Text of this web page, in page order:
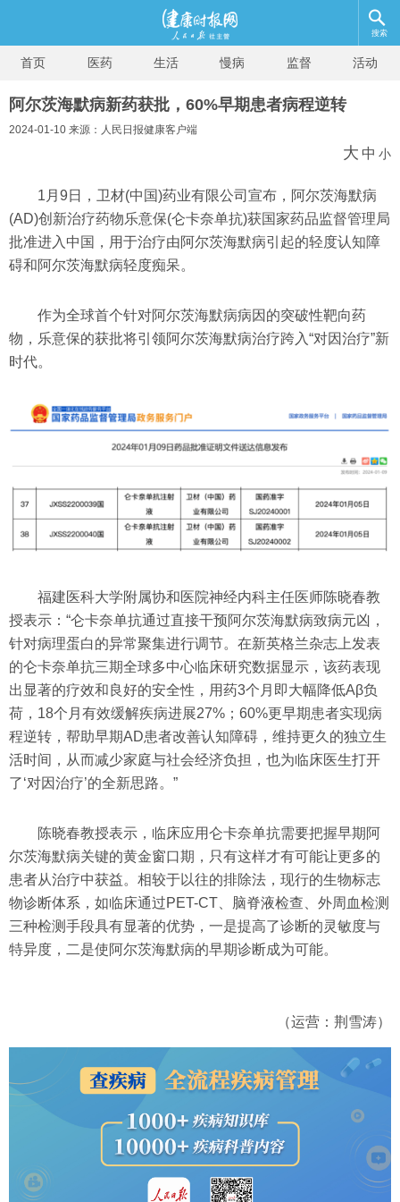
搜索
首页 医药 生活 慢病 监督 活动
阿尔茨海默病新药获批，60%早期患者病程逆转
2024-01-10 来源：人民日报健康客户端
大 中 小
1月9日，卫材(中国)药业有限公司宣布，阿尔茨海默病
(AD)创新治疗药物乐意保(仑卡奈单抗)获国家药品监督管理局
批准进入中国，用于治疗由阿尔茨海默病引起的轻度认知障
碍和阿尔茨海默病轻度痴呆。
作为全球首个针对阿尔茨海默病病因的突破性靶向药
物，乐意保的获批将引领阿尔茨海默病治疗跨入“对因治疗”新
时代。
福建医科大学附属协和医院神经内科主任医师陈晓春教
授表示：“仑卡奈单抗通过直接干预阿尔茨海默病致病元凶，
针对病理蛋白的异常聚集进行调节。在新英格兰杂志上发表
的仑卡奈单抗三期全球多中心临床研究数据显示，该药表现
出显著的疗效和良好的安全性，用药3个月即大幅降低Aβ负
荷，18个月有效缓解疾病进展27%；60%更早期患者实现病
程逆转，帮助早期AD患者改善认知障碍，维持更久的独立生
活时间，从而减少家庭与社会经济负担，也为临床医生打开
了‘对因治疗’的全新思路。”
陈晓春教授表示，临床应用仑卡奈单抗需要把握早期阿
尔茨海默病关键的黄金窗口期，只有这样才有可能让更多的
患者从治疗中获益。相较于以往的排除法，现行的生物标志
物诊断体系，如临床通过PET-CT、脑脊液检查、外周血检测
三种检测手段具有显著的优势，一是提高了诊断的灵敏度与
特异度，二是使阿尔茨海默病的早期诊断成为可能。
（运营：荆雪涛）